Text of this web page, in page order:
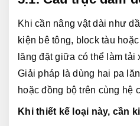
Khi cần nâng vật dài như
kiện bê tông, block tàu
lăng đặt giữa có thể làm tải
Giải pháp là dùng hai pa
hoặc đồng bộ trên cùng hệ
Khi thiết kế loại này, cần